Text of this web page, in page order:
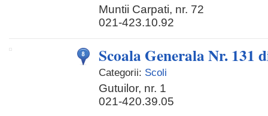
Muntii Carpati, nr. 72
021-423.10.92
Scoala Generala Nr. 131
Categorii: Scoli
Gutuilor, nr. 1
021-420.39.05